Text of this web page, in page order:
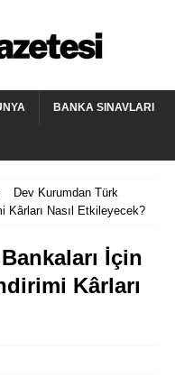
BANKA SINAVLARI
Dev Kurumdan Türk
Kârları Nasıl Etkileyecek?
İçin
Kârları